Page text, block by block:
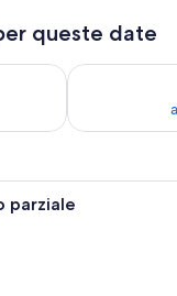
queste date
sera, ago 8 - ago 9
Verifica la
doppia, vista oceano
parziale